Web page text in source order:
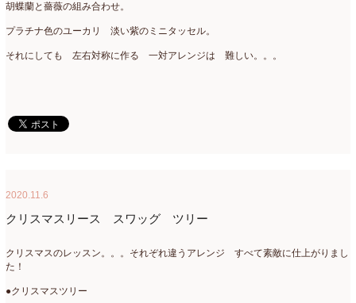
胡蝶蘭と薔薇の組み合わせ。
プラチナ色のユーカリ 淡い紫のミニタッセル。
それにしても 左右対称に作る 一対アレンジは 難しい。。。
2020.11.6
クリスマスリース スワッグ ツリー
クリスマスのレッスン。。。それぞれ違うアレンジ すべて素敵に仕上がりまし
た！
●クリスマスツリー